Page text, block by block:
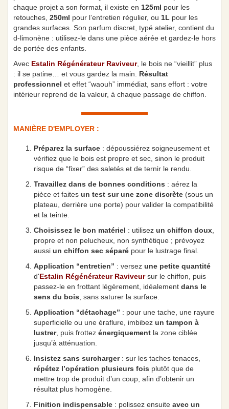
chaque projet a son format, il existe en 125ml pour les
retouches, 250ml pour l’entretien régulier, ou 1L pour les
grandes surfaces. Son parfum discret, typé atelier, contient du
d-limonène : utilisez-le dans une pièce aérée et gardez-le hors
de portée des enfants.
Avec Estalin Régénérateur Raviveur, le bois ne “vieillit” plus
: il se patine… et vous gardez la main. Résultat
professionnel et effet “waouh” immédiat, sans effort : votre
intérieur reprend de la valeur, à chaque passage de chiffon.
MANIÈRE D'EMPLOYER :
Préparez la surface : dépoussiérez soigneusement et
vérifiez que le bois est propre et sec, sinon le produit
risque de “fixer” des saletés et de ternir le rendu.
Travaillez dans de bonnes conditions : aérez la
pièce et faites un test sur une zone discrète (sous un
plateau, derrière une porte) pour valider la compatibilité
et la teinte.
Choisissez le bon matériel : utilisez un chiffon doux
propre et non pelucheux, non synthétique ; prévoyez
aussi un chiffon sec séparé pour le lustrage final.
Application “entretien” : versez une petite quantité
d'Estalin Régénérateur Raviveursur le chiffon, puis
passez-le en frottant légèrement, idéalement dans le
sens du bois , sans saturer la surface.
Application “détachage” : pour une tache, une rayure
superficielle ou une éraflure, imbibez un tampon à
lustrer, puis frottez énergiquement la zone ciblée
jusqu’à atténuation.
Insistez sans surcharger: sur les taches tenaces,
répétez l’opération plusieurs fois plutôt que de
mettre trop de produit d’un coup, afin d’obtenir un
résultat plus homogène.
Finition indispensable : polissez ensuite avec un